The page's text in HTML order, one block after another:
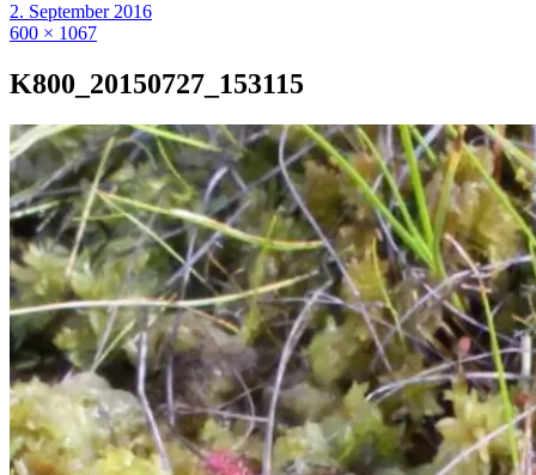
2. September 2016
600 × 1067
K800_20150727_153115